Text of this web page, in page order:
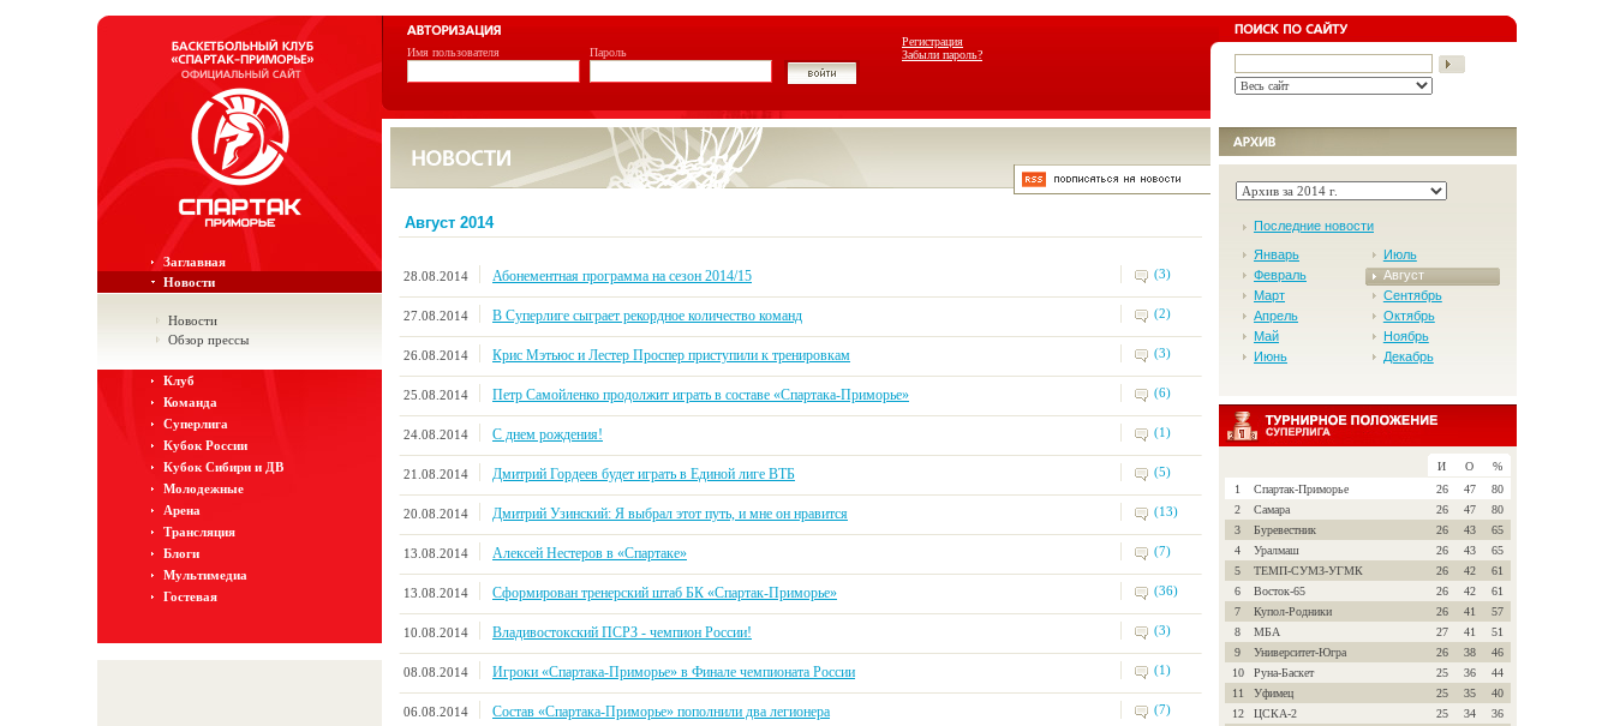
Регистрация
Забыли пароль?
Имя пользователя Пароль
Заглавная
Новости
Новости
Обзор прессы
Клуб
Команда
Суперлига
Кубок России
Кубок Сибири и ДВ
Молодежные
Арена
Трансляция
Блоги
Мультимедиа
Гостевая
Август 2014
28.08.2014 Абонементная программа на сезон 2014/15 (3)
27.08.2014 В Суперлиге сыграет рекордное количество команд (2)
26.08.2014 Крис Мэтьюс и Лестер Проспер приступили к тренировкам (3)
25.08.2014 Петр Самойленко продолжит играть в составе «Спартака-Приморье» (6)
24.08.2014 С днем рождения! (1)
21.08.2014 Дмитрий Гордеев будет играть в Единой лиге ВТБ (5)
20.08.2014 Дмитрий Узинский: Я выбрал этот путь, и мне он нравится (13)
13.08.2014 Алексей Нестеров в «Спартаке» (7)
13.08.2014 Сформирован тренерский штаб БК «Спартак-Приморье» (36)
10.08.2014 Владивостокский ПСРЗ - чемпион России! (3)
08.08.2014 Игроки «Спартака-Приморье» в Финале чемпионата России (1)
06.08.2014 Состав «Спартака-Приморье» пополнили два легионера (7)
Последние новости
Январь
Февраль
Март
Апрель
Май
Июнь
Июль
Август
Сентябрь
Октябрь
Ноябрь
Декабрь
И О
%
1
Спартак-Приморье 26 47
80
2
Самара 26 47
80
3
Буревестник 26 43
65
4
Уралмаш 26 43
65
5
ТЕМП-СУМЗ-УГМК 26 42
61
6
Восток-65 26 42
61
7
Купол-Родники 26 41
57
8
МБА 27 41
51
9
Университет-Югра 26 38
46
10
Руна-Баскет 25 36
44
11
Уфимец 25 35
40
12
ЦСКА-2 25 34
36